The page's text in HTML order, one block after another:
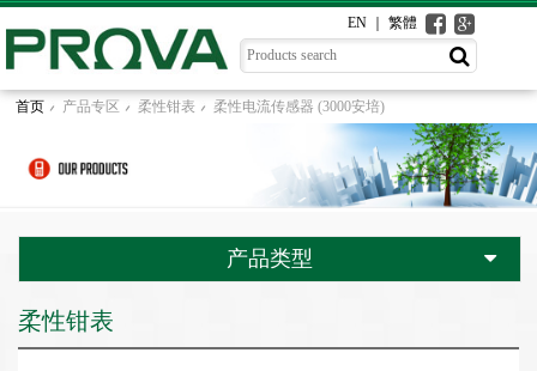
EN 繁體
首页 产品专区 柔性钳表 柔性电流传感器 (3000安培)
产品类型
柔性钳表